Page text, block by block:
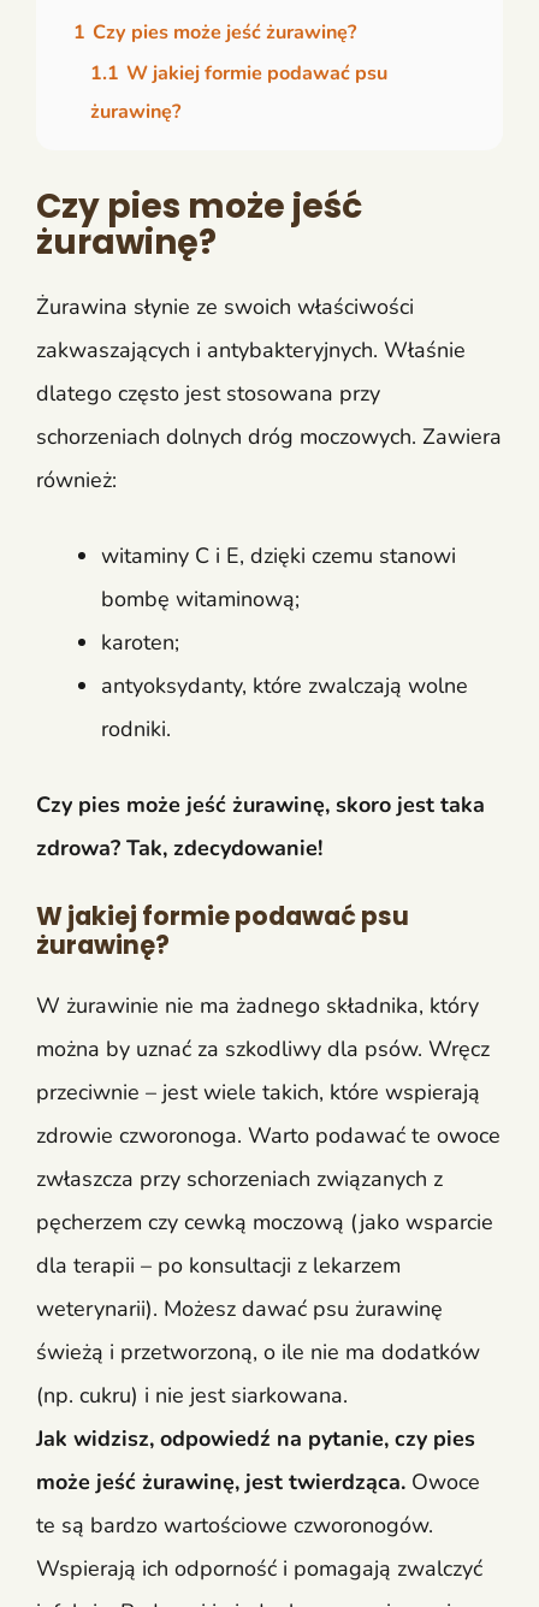
1 Czy pies może jeść żurawinę?
1.1 W jakiej formie podawać psu
żurawinę?
Czy pies może jeść
żurawinę?
Żurawina słynie ze swoich właściwości
zakwaszających i antybakteryjnych. Właśnie
dlatego często jest stosowana przy
schorzeniach dolnych dróg moczowych. Zawiera
również:
witaminy C i E, dzięki czemu stanowi
bombę witaminową;
karoten;
antyoksydanty, które zwalczają wolne
rodniki.
Czy pies może jeść żurawinę, skoro jest taka
zdrowa? Tak, zdecydowanie!
W jakiej formie podawać psu
żurawinę?
W żurawinie nie ma żadnego składnika, który
można by uznać za szkodliwy dla psów. Wręcz
przeciwnie – jest wiele takich, które wspierają
zdrowie czworonoga. Warto podawać te owoce
zwłaszcza przy schorzeniach związanych z
pęcherzem czy cewką moczową (jako wsparcie
dla terapii – po konsultacji z lekarzem
weterynarii). Możesz dawać psu żurawinę
świeżą i przetworzoną, o ile nie ma dodatków
(np. cukru) i nie jest siarkowana.
Jak widzisz, odpowiedź na pytanie, czy pies
może jeść żurawinę, jest twierdząca. Owoce
te są bardzo wartościowe czworonogów.
Wspierają ich odporność i pomagają zwalczyć